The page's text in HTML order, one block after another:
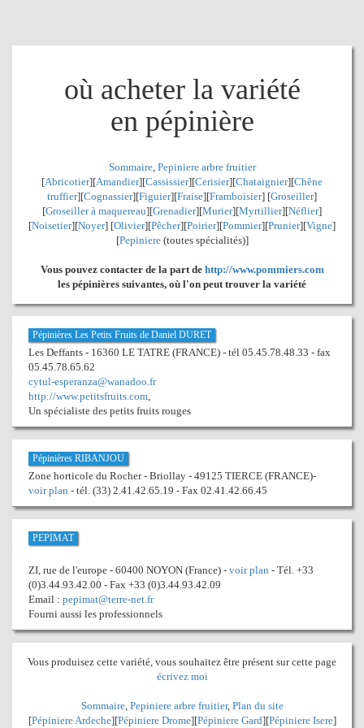
où acheter la variété
en pépinière
Sommaire, Pepiniere arbre fruitier
[Abricotier][Amandier][Cassissier][Cerisier][Chataignier][Chêne
truffier][Cognassier][Figuier][Fraise][Framboisier] [Groseiller]
[Groseiller à maquereau][Grenadier][Murier][Myrtillier][Néflier]
[Noisetier][Noyer] [Olivier][Pêcher][Poirier][Pommier][Prunier][Vigne]
[Pepiniere(toutes spécialités)]
Vous pouvez contacter de la part de http://www.pommiers.com
les pépinières suivantes, où l'on peut trouver la variété
Pépinières Les Petits Fruits de Daniel DURET
Les Deffants - 16360 LE TATRE (FRANCE) - tél 05.45.78.48.33 - fax
05.45.78.65.62
cytul-esperanza@wanadoo.fr
http://www.petitsfruits.com,
Un spécialiste des petits fruits rouges
Pépinières RIBANJOU
Zone horticole du Rocher - Briollay - 49125 TIERCE (FRANCE)-
voir plan - tél. (33) 2.41.42.65.19 - Fax 02.41.42.66.45
PEPIMAT
ZI, rue de l'europe - 60400 NOYON (France) - voir plan - Tél. +33
(0)3.44.93.42.00 - Fax +33 (0)3.44.93.42.09
Email : pepimat@terre-net.fr
Fourni aussi les professionnels
Vous produisez cette variété, vous souhaitez être présent sur cette page
écrivez moi
Sommaire, Pepiniere arbre fruitier, Plan du site
[Pépiniere Ardeche][Pépiniere Drome][Pépiniere Gard][Pépiniere Isere]